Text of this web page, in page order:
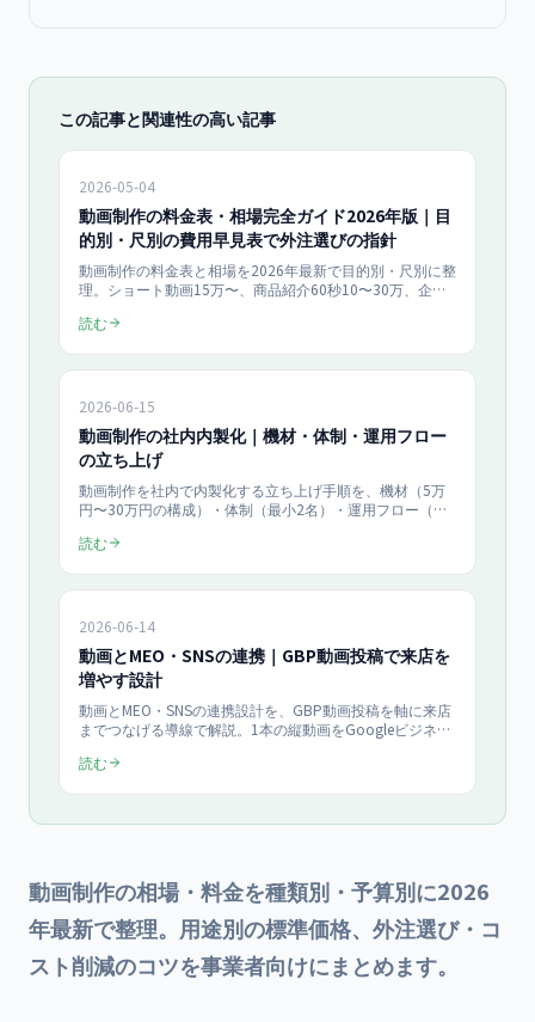
この記事と関連性の高い記事
2026-05-04
動画制作の料金表・相場完全ガイド2026年版｜目
的別・尺別の費用早見表で外注選びの指針
動画制作の料金表と相場を2026年最新で目的別・尺別に整
理。ショート動画15万〜、商品紹介60秒10〜30万、企業
び方を中小企業向けに解説します。
読む
2026-06-15
動画制作の社内内製化｜機材・体制・運用フロー
の立ち上げ
動画制作を社内で内製化する立ち上げ手順を、機材（5万
円〜30万円の構成）・体制（最小2名）・運用フロー（企
ト動画を継続発信する仕組みの作り方と、外注比較での費
読む
2026-06-14
動画とMEO・SNSの連携｜GBP動画投稿で来店を
増やす設計
動画とMEO・SNSの連携設計を、GBP動画投稿を軸に来店
までつなげる導線で解説。1本の縦動画をGoogleビジネス
に効く動画テーマ、効果測定の3指標、月10本運用のROI
読む
動画制作の相場・料金を種類別・予算別に2026
年最新で整理。用途別の標準価格、外注選び・コ
スト削減のコツを事業者向けにまとめます。